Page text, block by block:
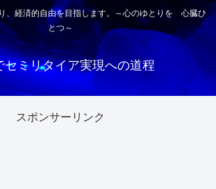
、経済的自由を目指します。～心のゆとりを 心臓ひ
とつ～
セミリタイア実現への道程
スポンサーリンク